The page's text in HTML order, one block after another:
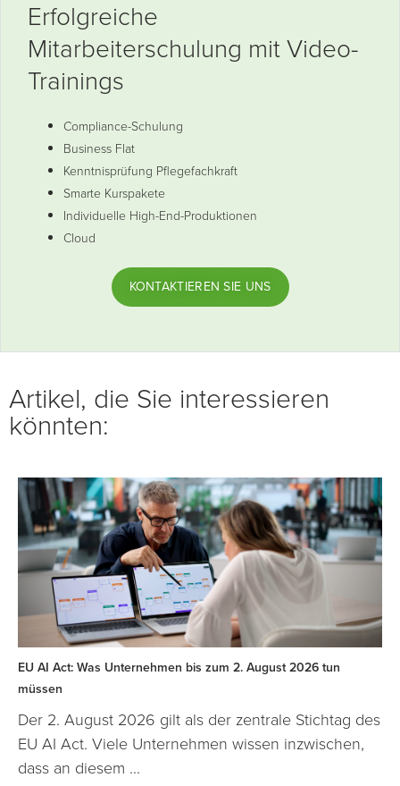
Erfolgreiche
Mitarbeiterschulung mit Video-
Trainings
Compliance-Schulung
Business Flat
Kenntnisprüfung Pflegefachkraft
Smarte Kurspakete
Individuelle High-End-Produktionen
Cloud
KONTAKTIEREN SIE UNS
Artikel, die Sie interessieren
könnten:
EU AI Act: Was Unternehmen bis zum 2. August 2026 tun
müssen
Der 2. August 2026 gilt als der zentrale Stichtag des
EU AI Act. Viele Unternehmen wissen inzwischen,
dass an diesem ...